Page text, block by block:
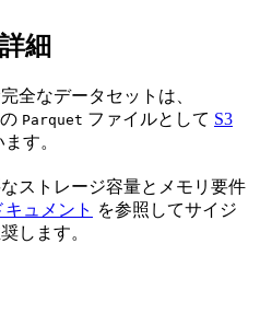
細
全なデータセットは、
Parquet ファイルとして S3
す。
ストレージ容量とメモリ要件
キュメント を参照してサイジ
します。